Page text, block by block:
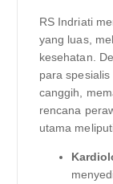
RS Indriati
yang luas,
kesehatan.
para
canggih,
rencana
utama